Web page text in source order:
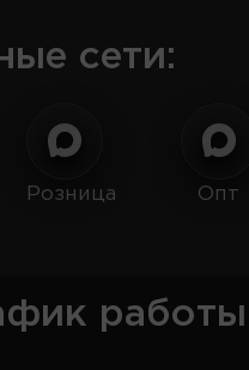
сети:
Розница Опт